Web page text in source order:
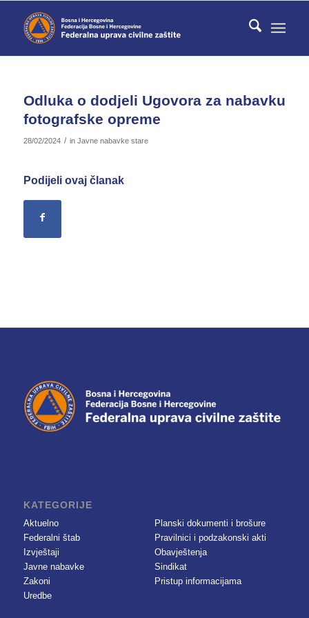
Odluka o dodjeli Ugovora za nabavku
fotografske opreme
28/02/2024 / in Javne nabavke stare
Podijeli ovaj članak
KATEGORIJE
Aktuelno
Federalni štab
Izvještaji
Javne nabavke
Zakoni
Uredbe
Planski dokumenti i brošure
Pravilnici i podzakonski akti
Obavještenja
Sindikat
Pristup informacijama